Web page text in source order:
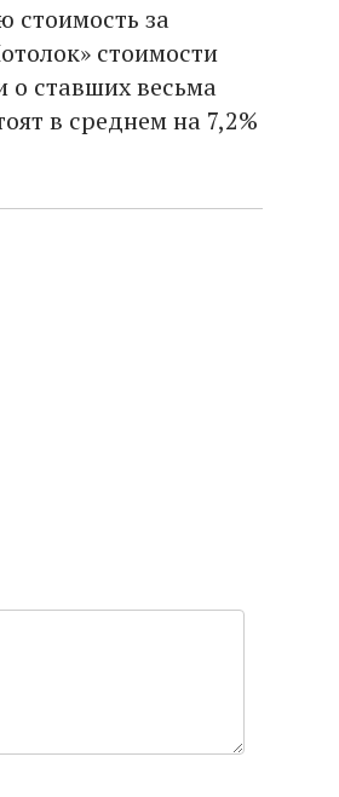
стоимость за
стоимости
о ставших весьма
в среднем на 7,2%